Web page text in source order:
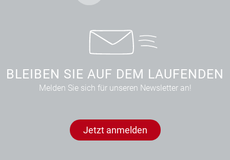
BLEIBEN SIE AUF DEM LAUFENDEN
Melden Sie sich für unseren Newsletter an!
Jetzt anmelden